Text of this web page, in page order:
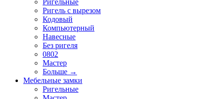
Ригель с вырезом
Кодовый
Компьютерный
Навесные
Без ригеля
0802
Мастер
Больше →
Мебельные замки
Ригельные